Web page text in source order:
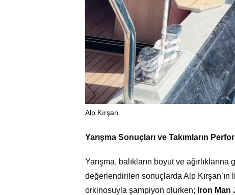
Alp Kırşan
Yarışma Sonuçları ve Takımların
Yarışma, balıkların boyut ve
değerlendirilen sonuçlarda Alp Kırşan’ın
orkinosuyla şampiyon olurken; Iron Man